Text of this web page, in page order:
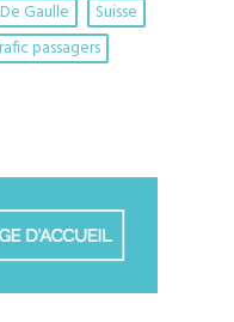
Gaulle
Suisse
passagers